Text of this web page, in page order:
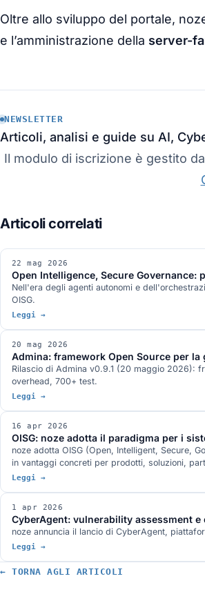
22 mag 2026
Open Intelligence, Secure
Nell'era degli agenti autonomi e
OISG.
Leggi →
20 mag 2026
Admina: framework Open Source per la
Rilascio di Admina v0.9.1 (20 maggio 2026):
overhead, 700+ test.
Leggi →
16 apr 2026
OISG: noze adotta il paradigma per i
noze adotta OISG (Open, Intelligent, Secure,
in vantaggi concreti per prodotti, soluzioni,
Leggi →
1 apr 2026
CyberAgent: vulnerability assessment e
noze annuncia il lancio di CyberAgent,
Leggi →
Oltre allo sviluppo del portale,
e l’amministrazione della server-
NEWSLETTER
Articoli, analisi e guide su AI,
Il modulo di iscrizione è gestito
← TORNA AGLI ARTICOLI